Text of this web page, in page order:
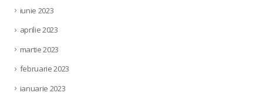
iunie 2023
aprilie 2023
martie 2023
februarie 2023
ianuarie 2023